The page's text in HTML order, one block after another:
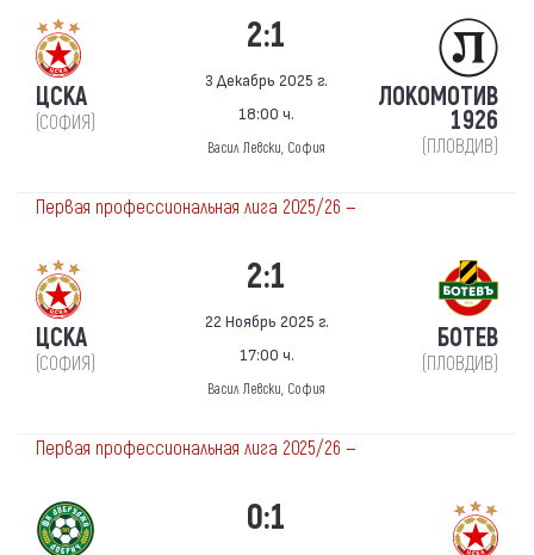
ЦСКА
(СОФИЯ)
2:1
3 Декабрь 2025 г.
18:00 ч.
Васил Левски, София
ЛОКОМОТИВ
1926
(ПЛОВДИВ)
Первая профессиональная лига 2025/26 —
ЦСКА
(СОФИЯ)
2:1
22 Ноябрь 2025 г.
17:00 ч.
Васил Левски, София
БОТЕВ
(ПЛОВДИВ)
Первая профессиональная лига 2025/26 —
0:1